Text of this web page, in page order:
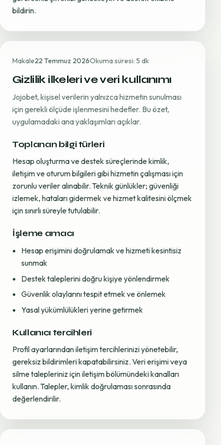
bildirin.
Makale22 Temmuz 2026Okuma süresi: 5 dk
Gizlilik ilkeleri ve veri kullanımı
Jojobet, kişisel verilerin yalnızca hizmetin sunulması
için gerekli ölçüde işlenmesini hedefler. Bu özet,
uygulamadaki ana yaklaşımları açıklar.
Toplanan bilgi türleri
Hesap oluşturma ve destek süreçlerinde kimlik,
iletişim ve oturum bilgileri gibi hizmetin çalışması için
zorunlu veriler alınabilir. Teknik günlükler; güvenliği
izlemek, hataları gidermek ve hizmet kalitesini ölçmek
için sınırlı süreyle tutulabilir.
İşleme amacı
Hesap erişimini doğrulamak ve hizmeti kesintisiz
sunmak
Destek taleplerini doğru kişiye yönlendirmek
Güvenlik olaylarını tespit etmek ve önlemek
Yasal yükümlülükleri yerine getirmek
Kullanıcı tercihleri
Profil ayarlarından iletişim tercihlerinizi yönetebilir,
gereksiz bildirimleri kapatabilirsiniz. Veri erişimi veya
silme talepleriniz için iletişim bölümündeki kanalları
kullanın. Talepler, kimlik doğrulaması sonrasında
değerlendirilir.